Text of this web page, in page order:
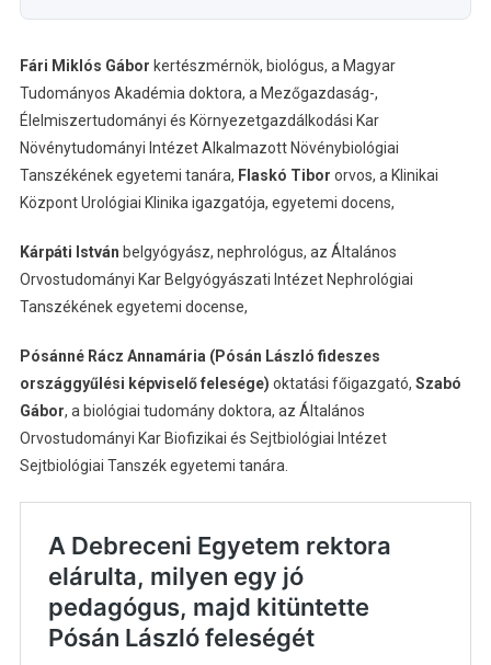
Fári Miklós Gábor kertészmérnök, biológus, a Magyar
Tudományos Akadémia doktora, a Mezőgazdaság-,
Élelmiszertudományi és Környezetgazdálkodási Kar
Növénytudományi Intézet Alkalmazott Növénybiológiai
Tanszékének egyetemi tanára, Flaskó Tibor orvos, a Klinikai
Központ Urológiai Klinika igazgatója, egyetemi docens,
Kárpáti István belgyógyász, nephrológus, az Általános
Orvostudományi Kar Belgyógyászati Intézet Nephrológiai
Tanszékének egyetemi docense,
Pósánné Rácz Annamária (Pósán László fideszes
országgyűlési képviselő felesége) oktatási főigazgató, Szabó
Gábor, a biológiai tudomány doktora, az Általános
Orvostudományi Kar Biofizikai és Sejtbiológiai Intézet
Sejtbiológiai Tanszék egyetemi tanára.